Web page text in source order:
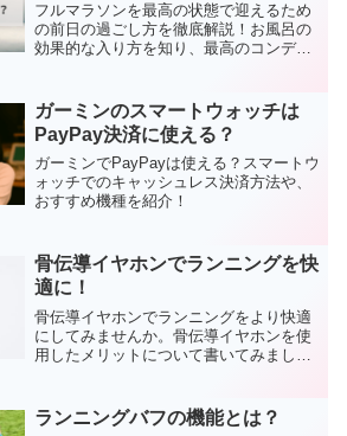
フルマラソンを最高の状態で迎えるため
の前日の過ごし方を徹底解説！お風呂の
効果的な入り方を知り、最高のコンディ
動まで全て網羅しています。
ガーミンのスマートウォッチは
PayPay決済に使える？
ガーミンでPayPayは使える？スマートウ
ォッチでのキャッシュレス決済方法や、
おすすめ機種を紹介！
骨伝導イヤホンでランニングを快
適に！
骨伝導イヤホンでランニングをより快適
にしてみませんか。骨伝導イヤホンを使
用したメリットについて書いてみました
ランニングバフの機能とは？